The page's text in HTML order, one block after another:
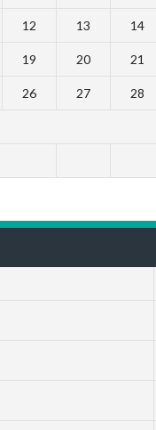
12 13 14
19 20 21
26 27 28